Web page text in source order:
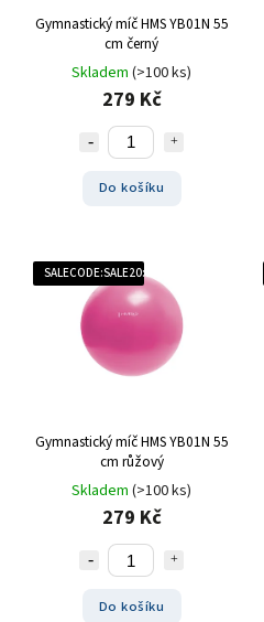
Gymnastický míč HMS YB01N 55
cm černý
Skladem (>100 ks)
279 Kč
Do košíku
SALECODE:SALE20:20:%
Gymnastický míč HMS YB01N 55
cm růžový
Skladem (>100 ks)
279 Kč
Do košíku